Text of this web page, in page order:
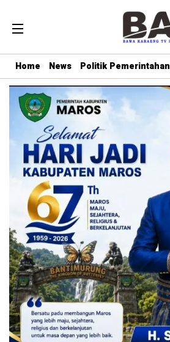
Home News Politik Pemerintahan